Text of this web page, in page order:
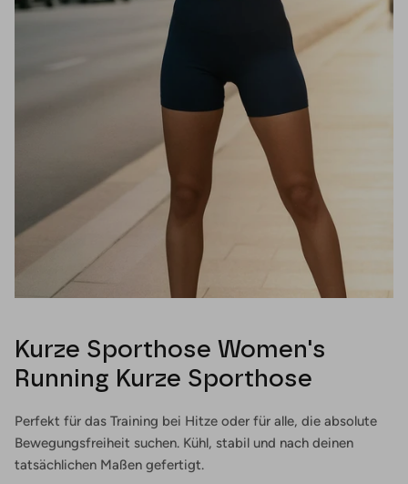
Kurze Sporthose Women's
Running Kurze Sporthose
Perfekt für das Training bei Hitze oder für alle, die absolute
Bewegungsfreiheit suchen. Kühl, stabil und nach deinen
tatsächlichen Maßen gefertigt.